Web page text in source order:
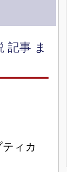
記事 ま
ィカ